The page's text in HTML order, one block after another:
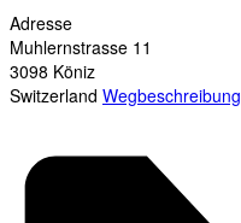
Adresse
Muhlernstrasse 11
3098 Köniz
Switzerland Wegbeschreibung